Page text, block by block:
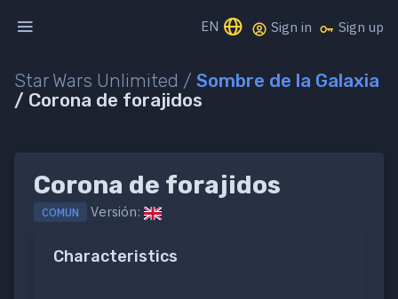
EN Sign in Sign up
Star Wars Unlimited / Sombre de la Galaxia
/ Corona de forajidos
Corona de forajidos
COMUN Versión:
Characteristics